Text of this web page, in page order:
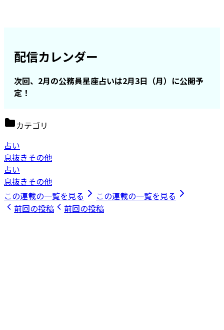
配信カレンダー
次回、2月の公務員星座占いは2月3日（月）に公開予
定！
カテゴリ
占い
息抜きその他
占い
息抜きその他
この連載の一覧を見る
この連載の一覧を見る
前回の投稿
前回の投稿